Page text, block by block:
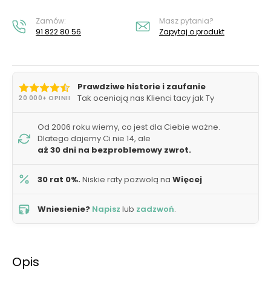
Zamów:
91 822 80 56
Masz pytania?
Zapytaj o produkt
20 000+ OPINII
Prawdziwe historie i zaufanie
Tak oceniają nas Klienci tacy jak Ty
Od 2006 roku wiemy, co jest dla Ciebie ważne.
Dlatego dajemy Ci nie 14, ale
aż 30 dni na bezproblemowy zwrot.
30 rat 0%.Niskie raty pozwolą na Więcej
Wniesienie? Napisz lub zadzwoń.
Opis